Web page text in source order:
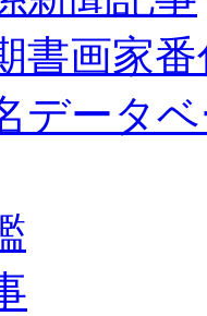
書画家
データ